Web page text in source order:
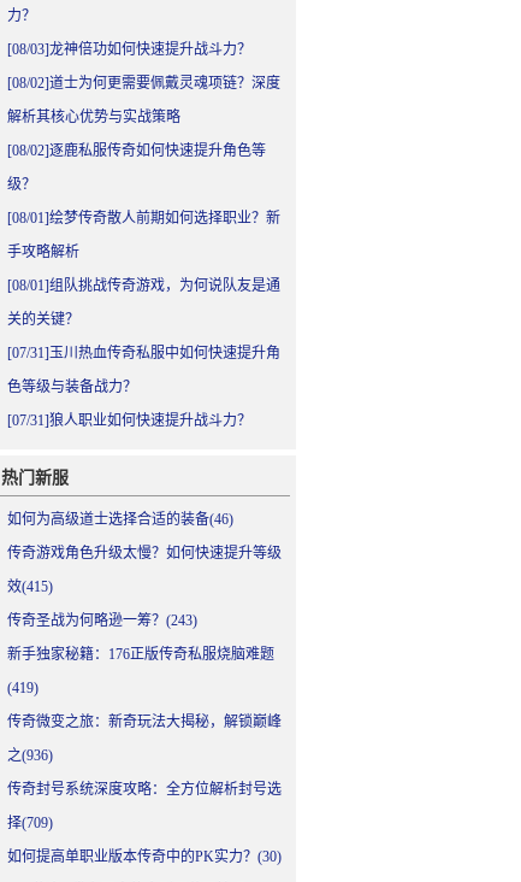
力？
[08/03]龙神倍功如何快速提升战斗力？
[08/02]道士为何更需要佩戴灵魂项链？深度
解析其核心优势与实战策略
[08/02]逐鹿私服传奇如何快速提升角色等
级？
[08/01]绘梦传奇散人前期如何选择职业？新
手攻略解析
[08/01]组队挑战传奇游戏，为何说队友是通
关的关键？
[07/31]玉川热血传奇私服中如何快速提升角
色等级与装备战力？
[07/31]狼人职业如何快速提升战斗力？
热门新服
如何为高级道士选择合适的装备(46)
传奇游戏角色升级太慢？如何快速提升等级
效(415)
传奇圣战为何略逊一筹？(243)
新手独家秘籍：176正版传奇私服烧脑难题
(419)
传奇微变之旅：新奇玩法大揭秘，解锁巅峰
之(936)
传奇封号系统深度攻略：全方位解析封号选
择(709)
如何提高单职业版本传奇中的PK实力？(30)